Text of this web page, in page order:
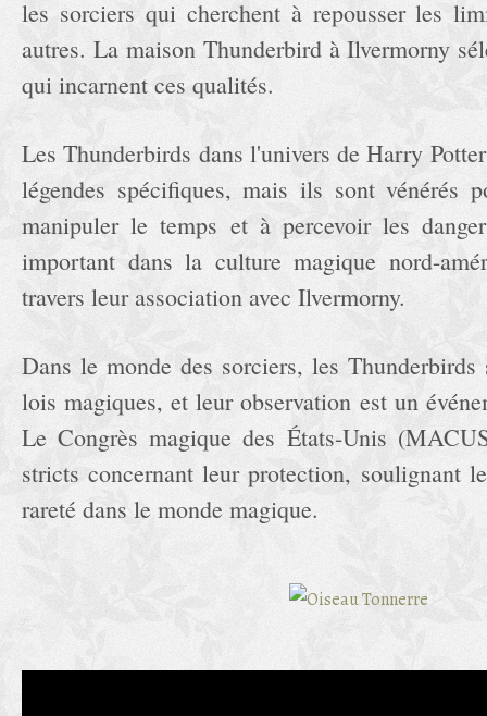
les sorciers qui cherchent à repousser les
autres. La maison Thunderbird à Ilvermorny
qui incarnent ces qualités.
Les Thunderbirds dans l'univers de Harry
légendes spécifiques, mais ils sont vénérés
manipuler le temps et à percevoir les
important dans la culture magique nord-
travers leur association avec Ilvermorny.
Dans le monde des sorciers, les Thunderbirds
lois magiques, et leur observation est un
Le Congrès magique des États-Unis
stricts concernant leur protection, soulignant
rareté dans le monde magique.